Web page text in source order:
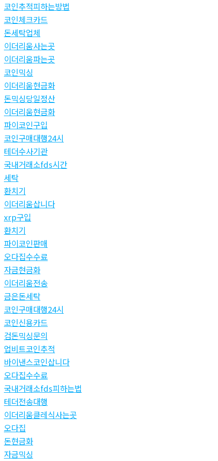
코인추적피하는방법
코인체크카드
돈세탁업체
이더리움사는곳
이더리움파는곳
코인믹싱
이더리움현금화
돈믹싱당일정산
이더리움현금화
파이코인구입
코인구매대행24시
테더수사기관
국내거래소fds시간
세탁
환치기
이더리움삽니다
xrp구입
환치기
파이코인판매
오다집수수료
자금현금화
이더리움전송
금은돈세탁
코인구매대행24시
코인신용카드
검돈믹싱문의
업비트코인추적
바이낸스코인삽니다
오다집수수료
국내거래소fds피하는법
테더전송대행
이더리움클레식사는곳
오다집
돈현금화
자금믹싱